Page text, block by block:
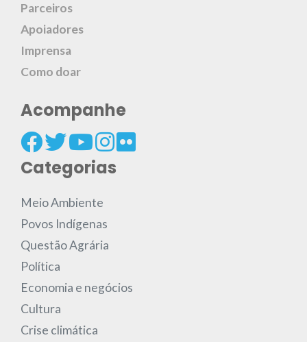
Parceiros
Apoiadores
Imprensa
Como doar
Acompanhe
Categorias
Meio Ambiente
Povos Indígenas
Questão Agrária
Política
Economia e negócios
Cultura
Crise climática